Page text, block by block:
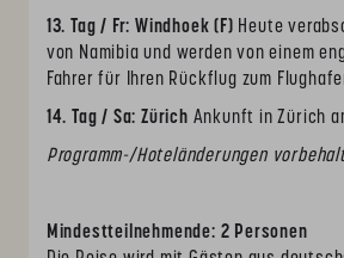
13. Tag / Fr: Windhoek (F) Heute
von Namibia und werden von einem
Fahrer für Ihren Rückflug zum
14. Tag / Sa: Zürich Ankunft in Zürich
Programm-/Hoteländerungen
Mindestteilnehmende: 2 Personen